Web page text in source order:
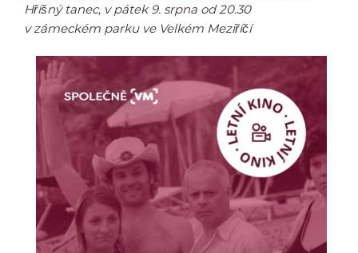
Hříšný tanec, v pátek 9. srpna od 20.30
v zámeckém parku ve Velkém Meziříčí